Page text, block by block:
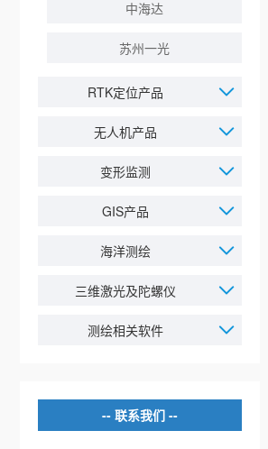
中海达
苏州一光
RTK定位产品
无人机产品
变形监测
GIS产品
海洋测绘
三维激光及陀螺仪
测绘相关软件
联系我们